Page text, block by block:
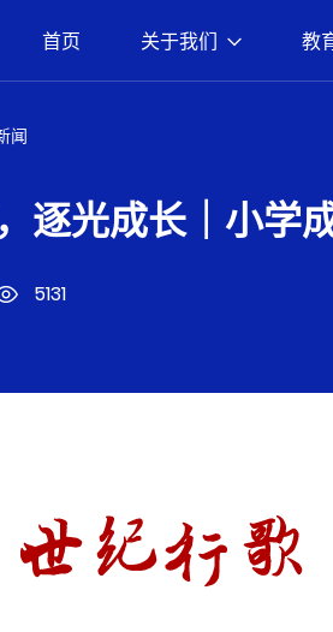
首页 关于我们 教
闻
逐光成长｜小学
5131